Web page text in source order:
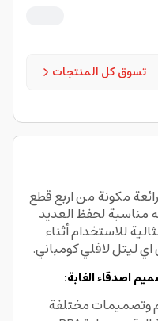
تسوق كل المنتجات
مكونة من اربع قطع
مناسبة لحفظ العديد
للاستخدام أثناء
ليتل لافلي كومباني.
اصدقاء الغابة:
وتصميمات مختلفة